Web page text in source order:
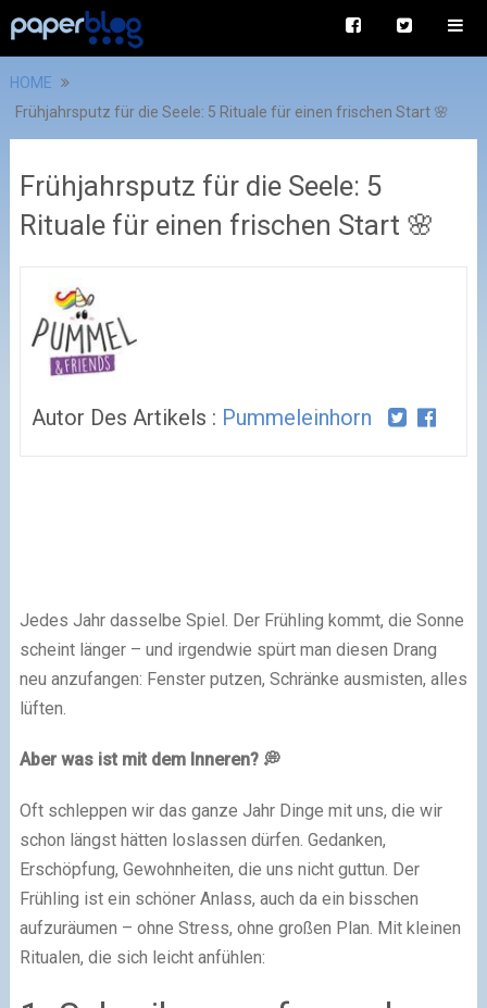
HOME
Frühjahrsputz für die Seele: 5 Rituale für einen frischen Start 🌸
Frühjahrsputz für die Seele: 5
Rituale für einen frischen Start 🌸
Autor Des Artikels : Pummeleinhorn
Jedes Jahr dasselbe Spiel. Der Frühling kommt, die Sonne
scheint länger – und irgendwie spürt man diesen Drang
neu anzufangen: Fenster putzen, Schränke ausmisten, alles
lüften.
Aber was ist mit dem Inneren? 💭
Oft schleppen wir das ganze Jahr Dinge mit uns, die wir
schon längst hätten loslassen dürfen. Gedanken,
Erschöpfung, Gewohnheiten, die uns nicht guttun. Der
Frühling ist ein schöner Anlass, auch da ein bisschen
aufzuräumen – ohne Stress, ohne großen Plan. Mit kleinen
Ritualen, die sich leicht anfühlen: